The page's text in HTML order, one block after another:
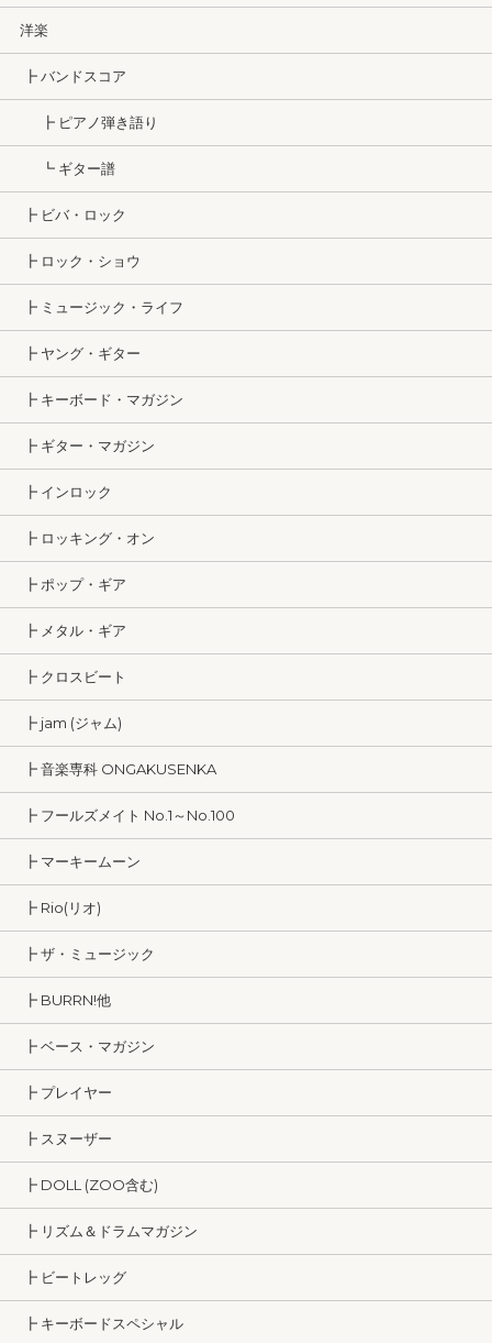
洋楽
┣ バンドスコア
┣ ピアノ弾き語り
┗ ギター譜
┣ ビバ・ロック
┣ ロック・ショウ
┣ ミュージック・ライフ
┣ ヤング・ギター
┣ キーボード・マガジン
┣ ギター・マガジン
┣ インロック
┣ ロッキング・オン
┣ ポップ・ギア
┣ メタル・ギア
┣ クロスビート
┣ jam (ジャム)
┣ 音楽専科 ONGAKUSENKA
┣ フールズメイト No.1～No.100
┣ マーキームーン
┣ Rio(リオ)
┣ ザ・ミュージック
┣ BURRN!他
┣ ベース・マガジン
┣ プレイヤー
┣ スヌーザー
┣ DOLL (ZOO含む)
┣ リズム＆ドラムマガジン
┣ ビートレッグ
┣ キーボードスペシャル